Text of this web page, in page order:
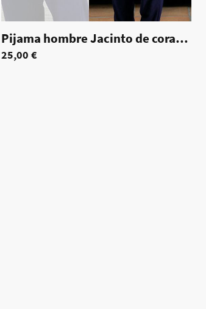
70053
Pijama hombre Jacinto de coralina tallas grandes
25,00 €